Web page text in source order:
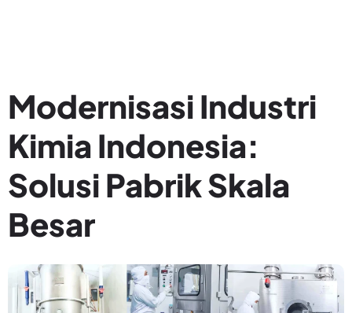
Modernisasi Industri
Kimia Indonesia:
Solusi Pabrik Skala
Besar